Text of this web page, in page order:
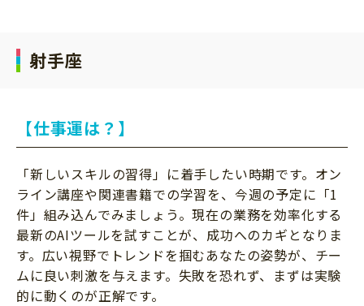
射手座
【仕事運は？】
「新しいスキルの習得」に着手したい時期です。オン
ライン講座や関連書籍での学習を、今週の予定に「1
件」組み込んでみましょう。現在の業務を効率化する
最新のAIツールを試すことが、成功へのカギとなりま
す。広い視野でトレンドを掴むあなたの姿勢が、チー
ムに良い刺激を与えます。失敗を恐れず、まずは実験
的に動くのが正解です。